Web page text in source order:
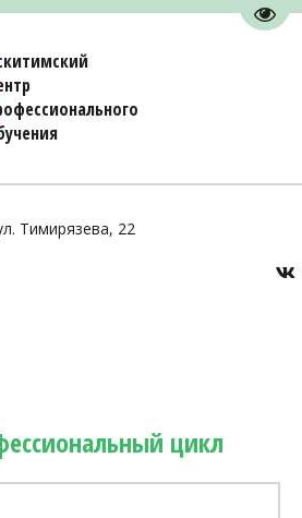
Тимирязева, 22
цикл